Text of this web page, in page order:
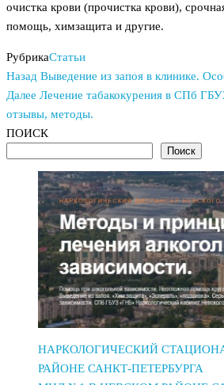
очистка крови (прочистка крови),
помощь, химзащита и другие.
РубрикаСтатьи
Навигация
по
записям
Предыдущая
запись
Назад Выведение из запоя в клинике.
Следующая
запись
Далее Лечение табакокурения в СПб
отзывы, методы.
ПОИСК
Поиск
НАРКОЛОГИЧЕСКИЙ
РАЙОНЕ САНКТ-ПЕТЕРБУРГА